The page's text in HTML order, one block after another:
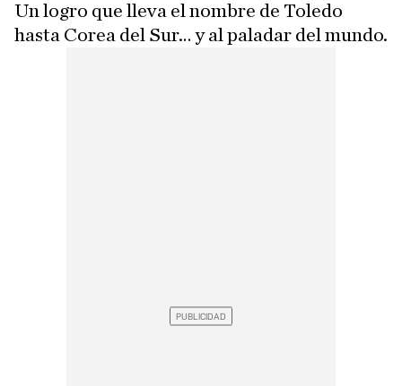
Un logro que lleva el nombre de Toledo
hasta Corea del Sur… y al paladar del mundo.